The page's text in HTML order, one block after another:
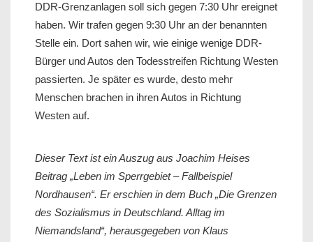
DDR-Grenzanlagen soll sich gegen 7:30 Uhr ereignet
haben. Wir trafen gegen 9:30 Uhr an der benannten
Stelle ein. Dort sahen wir, wie einige wenige DDR-
Bürger und Autos den Todesstreifen Richtung Westen
passierten. Je später es wurde, desto mehr
Menschen brachen in ihren Autos in Richtung
Westen auf.
Dieser Text ist ein Auszug aus Joachim Heises
Beitrag „Leben im Sperrgebiet – Fallbeispiel
Nordhausen“. Er erschien in dem Buch „Die Grenzen
des Sozialismus in Deutschland. Alltag im
Niemandsland“, herausgegeben von Klaus